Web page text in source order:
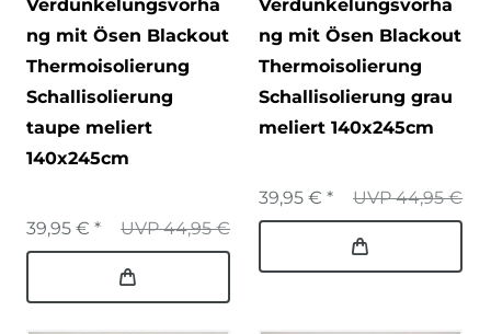
Verdunkelungsvorha
ng mit Ösen Blackout
Thermoisolierung
Schallisolierung
taupe meliert
140x245cm
UVP 44,95 €
39,95 € *
Verdunkelungsvorha
ng mit Ösen Blackout
Thermoisolierung
Schallisolierung grau
meliert 140x245cm
UVP 44,95 €
39,95 € *